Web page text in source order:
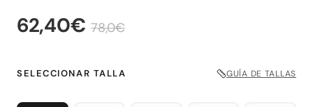
62,40€ 78,0€
SELECCIONAR TALLA GUÍA DE TALLAS